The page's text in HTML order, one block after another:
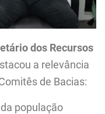
dos Recursos
a relevância
de Bacias:
população